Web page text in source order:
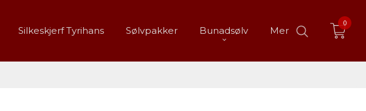
Silkeskjerf Tyrihans Sølvpakker Bunadsølv Mer
0